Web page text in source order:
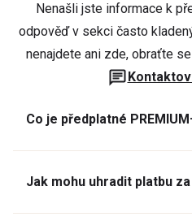
Nenašli jste informace k
odpověď v sekci často
nenajdete ani zde, obraťte
Co je předplatné
Jak mohu uhradit platbu